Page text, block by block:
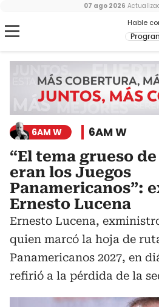
Hable
07 ago 2026
6AM W 6AM W
“El tema grueso
eran los Juegos
Panamericanos”:
Ernesto Lucena
Ernesto Lucena,
quien marcó la hoja de
Panamericanos 2027, en
refirió a la pérdida de la